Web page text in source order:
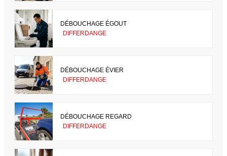
DÉBOUCHAGE ÉGOUT
DIFFERDANGE
DÉBOUCHAGE ÉVIER
DIFFERDANGE
DÉBOUCHAGE REGARD
DIFFERDANGE